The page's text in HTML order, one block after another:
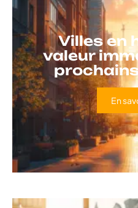
Villes en
valeur
En